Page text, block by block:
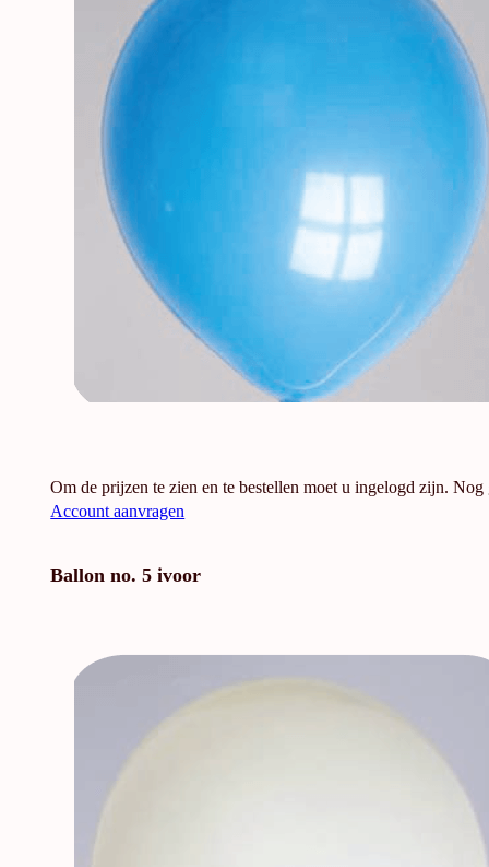
Om de prijzen te zien en te bestellen moet u ingelogd zijn. Nog
Account aanvragen
Ballon no. 5 ivoor